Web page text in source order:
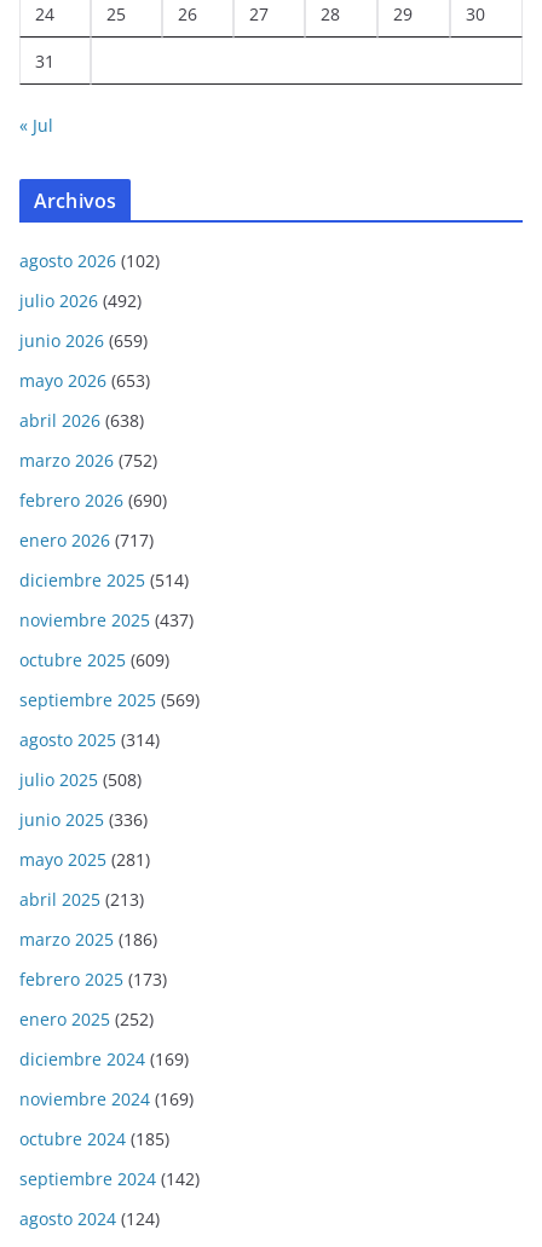
24 25 26 27 28 29 30
31
« Jul
Archivos
agosto 2026 (102)
julio 2026 (492)
junio 2026 (659)
mayo 2026 (653)
abril 2026 (638)
marzo 2026 (752)
febrero 2026 (690)
enero 2026 (717)
diciembre 2025 (514)
noviembre 2025 (437)
octubre 2025 (609)
septiembre 2025 (569)
agosto 2025 (314)
julio 2025 (508)
junio 2025 (336)
mayo 2025 (281)
abril 2025 (213)
marzo 2025 (186)
febrero 2025 (173)
enero 2025 (252)
diciembre 2024 (169)
noviembre 2024 (169)
octubre 2024 (185)
septiembre 2024 (142)
agosto 2024 (124)